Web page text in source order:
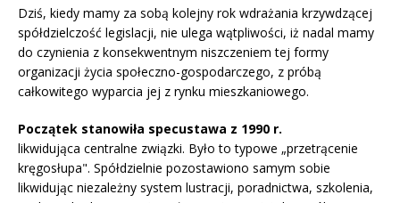
Dziś, kiedy mamy za sobą kolejny rok wdrażania krzywdzącej
spółdzielczość legislacji, nie ulega wątpliwości, iż nadal mamy
do czynienia z konsekwentnym niszczeniem tej formy
organizacji życia społeczno-gospodarczego, z próbą
całkowitego wyparcia jej z rynku mieszkaniowego.
Początek stanowiła specustawa z 1990 r.
likwidująca centralne związki. Było to typowe „przetrącenie
kręgosłupa". Spółdzielnie pozostawiono samym sobie
likwidując niezależny system lustracji, poradnictwa, szkolenia,